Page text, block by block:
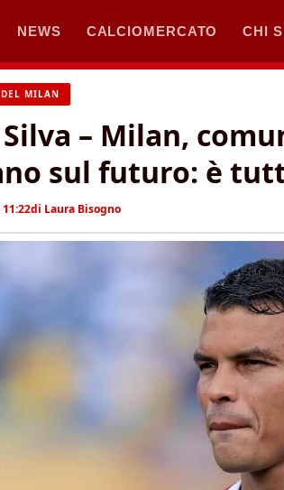
NEWS CALCIOMERCATO CHI
DEL MILAN
– Milan,
sul futuro: è
di Laura Bisogno